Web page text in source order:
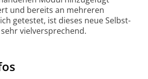
und bereits an mehreren
getestet, ist dieses neue Selbst­
viel­ver­sprechend.